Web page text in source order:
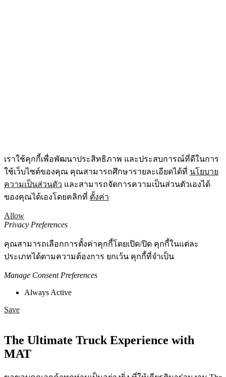
เราใช้คุกกี้เพื่อพัฒนาประสิทธิภาพ และประสบการณ์ที่ดีในการ
ใช้เว็บไซต์ของคุณ คุณสามารถศึกษารายละเอียดได้ที่ นโยบาย
ความเป็นส่วนตัว และสามารถจัดการความเป็นส่วนตัวเองได้
ของคุณได้เองโดยคลิกที่ ตั้งค่า
Allow
Privacy Preferences
คุณสามารถเลือกการตั้งค่าคุกกี้โดยเปิด/ปิด คุกกี้ในแต่ละ
ประเภทได้ตามความต้องการ ยกเว้น คุกกี้ที่จำเป็น
Manage Consent Preferences
Always Active
Save
The Ultimate Truck Experience with
MAT